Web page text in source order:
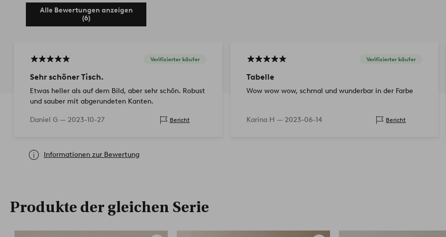
Alle Bewertungen anzeigen
(6)
Verifizierter käufer
Sehr schöner Tisch.
Etwas heller als auf dem Bild, aber sehr schön. Robust
und sauber mit abgerundeten Kanten.
Daniel G — 2023-10-27 Bericht
Verifizierter käufer
Tabelle
Wow wow wow, schmal und wunderbar in der Farbe
Karina H — 2023-06-14 Bericht
Informationen zur Bewertung
Produkte der gleichen Serie